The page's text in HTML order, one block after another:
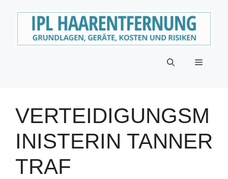
Menü
VERTEIDIGUNGSM
INISTERIN TANNER
TRAF